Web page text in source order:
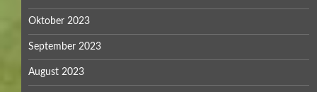
Oktober 2023
September 2023
August 2023